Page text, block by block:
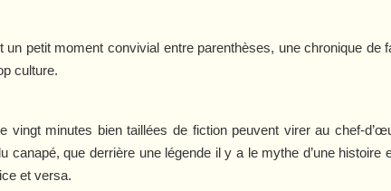
un petit moment convivial entre parenthèses, une chronique de
culture.
vingt minutes bien taillées de fiction peuvent virer au chef-
canapé, que derrière une légende il y a le mythe d’une
et versa.